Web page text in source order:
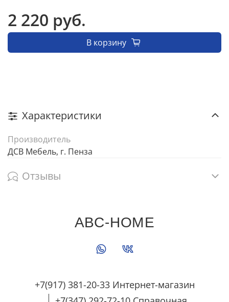
2 220 руб.
В корзину
Характеристики
Производитель
ДСВ Мебель, г. Пенза
Отзывы
+7(917) 381-20-33 Интернет-магазин
ABC-HOME